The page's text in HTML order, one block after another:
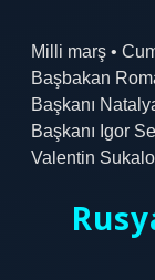
Milli marş •
Başbakan
Başkanı
Başkanı Igor
Valentin Sukalo